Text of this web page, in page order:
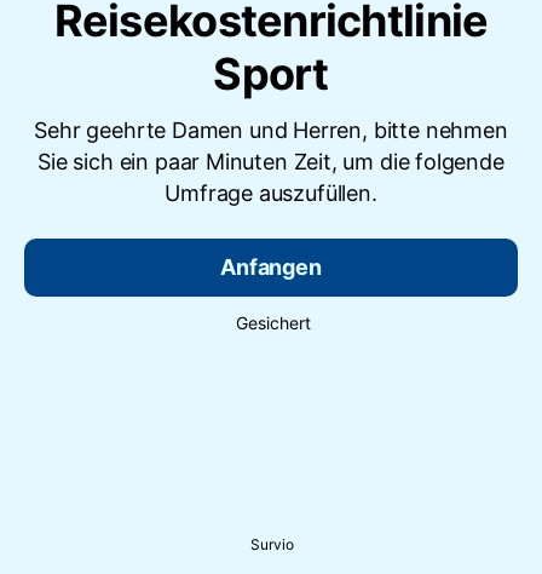
Reisekostenrichtlinie
Sport
Sehr geehrte Damen und Herren, bitte nehmen
Sie sich ein paar Minuten Zeit, um die folgende
Umfrage auszufüllen.
Anfangen
Gesichert
Survio